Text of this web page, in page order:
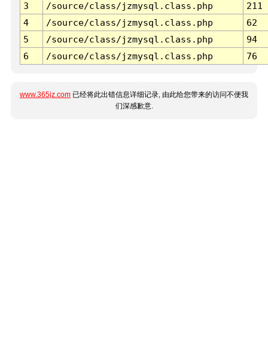
3 /source/class/jzmysql.class.php
211
4
/source/class/jzmysql.class.php
62
5
/source/class/jzmysql.class.php
94
6
/source/class/jzmysql.class.php 76
www.365jz.com 已经将此出错信息详细记录, 由此给您带来的访问不便我
们深感歉意.